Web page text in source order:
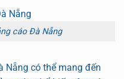
cáo Đà Nẵng
Nẵng có thể mang đến